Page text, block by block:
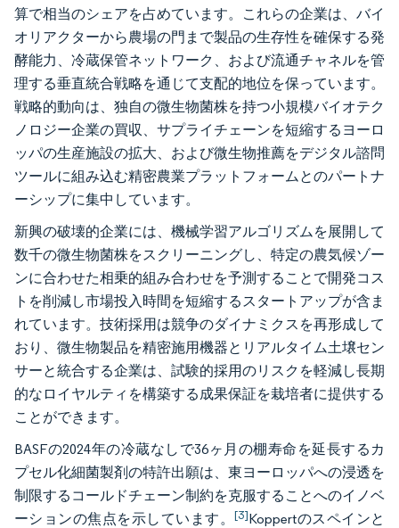
算で相当のシェアを占めています。これらの企業は、バイ
オリアクターから農場の門まで製品の生存性を確保する発
酵能力、冷蔵保管ネットワーク、および流通チャネルを管
理する垂直統合戦略を通じて支配的地位を保っています。
戦略的動向は、独自の微生物菌株を持つ小規模バイオテク
ノロジー企業の買収、サプライチェーンを短縮するヨーロ
ッパの生産施設の拡大、および微生物推薦をデジタル諮問
ツールに組み込む精密農業プラットフォームとのパートナ
ーシップに集中しています。
新興の破壊的企業には、機械学習アルゴリズムを展開して
数千の微生物菌株をスクリーニングし、特定の農気候ゾー
ンに合わせた相乗的組み合わせを予測することで開発コス
トを削減し市場投入時間を短縮するスタートアップが含ま
れています。技術採用は競争のダイナミクスを再形成して
おり、微生物製品を精密施用機器とリアルタイム土壌セン
サーと統合する企業は、試験的採用のリスクを軽減し長期
的なロイヤルティを構築する成果保証を栽培者に提供する
ことができます。
BASFの2024年の冷蔵なしで36ヶ月の棚寿命を延長するカ
プセル化細菌製剤の特許出願は、東ヨーロッパへの浸透を
制限するコールドチェーン制約を克服することへのイノベ
ーションの焦点を示しています。[3]Koppertのスペインと